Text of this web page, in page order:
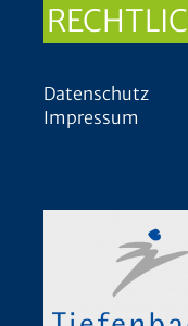
Datenschutz
Impressum